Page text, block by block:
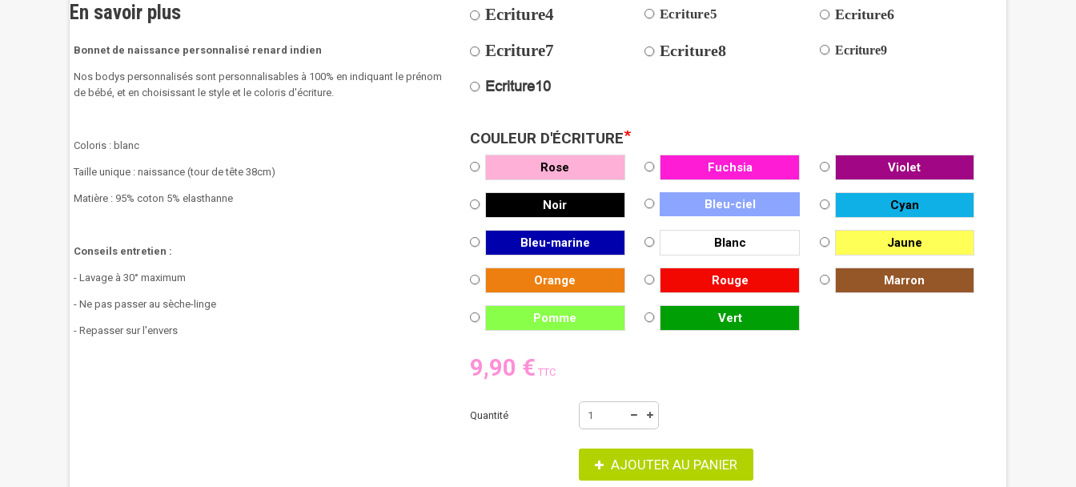
En savoir plus
Bonnet de naissance personnalisé renard indien
Nos bodys personnalisés sont personnalisables à 100% en indiquant le prénom
de bébé, et en choisissant le style et le coloris d'écriture.
Coloris : blanc
Taille unique : naissance (tour de tête 38cm)
Matière : 95% coton 5% elasthanne
Conseils entretien :
- Lavage à 30° maximum
- Ne pas passer au sèche-linge
- Repasser sur l'envers
Ecriture4 Ecriture5 Ecriture6
Ecriture7 Ecriture8 Ecriture9
Ecriture10
COULEUR D'ÉCRITURE*
Rose Fuchsia Violet
Noir Bleu-ciel Cyan
Bleu-marine Blanc Jaune
Orange Rouge Marron
Pomme Vert
9,90 € TTC
Quantité
AJOUTER AU PANIER